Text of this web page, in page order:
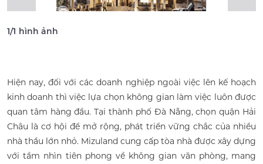
1/1 hình ảnh
Hiện nay, đối với các doanh nghiệp ngoài việc lên kế hoạch
kinh doanh thì việc lựa chọn không gian làm việc luôn được
quan tâm hàng đầu. Tại thành phố Đà Nẵng, chọn quận Hải
Châu là cơ hội để mở rộng, phát triển vững chắc của nhiều
nhà thầu lớn nhỏ. Mizuland cung cấp tòa nhà được xây dựng
với tầm nhìn tiên phong về không gian văn phòng, mang